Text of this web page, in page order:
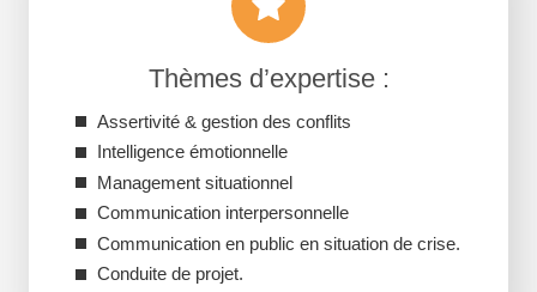
Thèmes d’expertise :
Assertivité & gestion des conflits
Intelligence émotionnelle
Management situationnel
Communication interpersonnelle
Communication en public en situation de crise.
Conduite de projet.